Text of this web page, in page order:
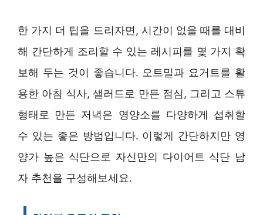
한 가지 더 팁을 드리자면, 시간이 없을 때를 대비
해 간단하게 조리할 수 있는 레시피를 몇 가지 확
보해 두는 것이 좋습니다. 오트밀과 요거트를 활
용한 아침 식사, 샐러드로 만든 점심, 그리고 스튜
형태로 만든 저녁은 영양소를 다양하게 섭취할
수 있는 좋은 방법입니다. 이렇게 간단하지만 영
양가 높은 식단으로 자신만의 다이어트 식단 남
자 추천을 구성해보세요.